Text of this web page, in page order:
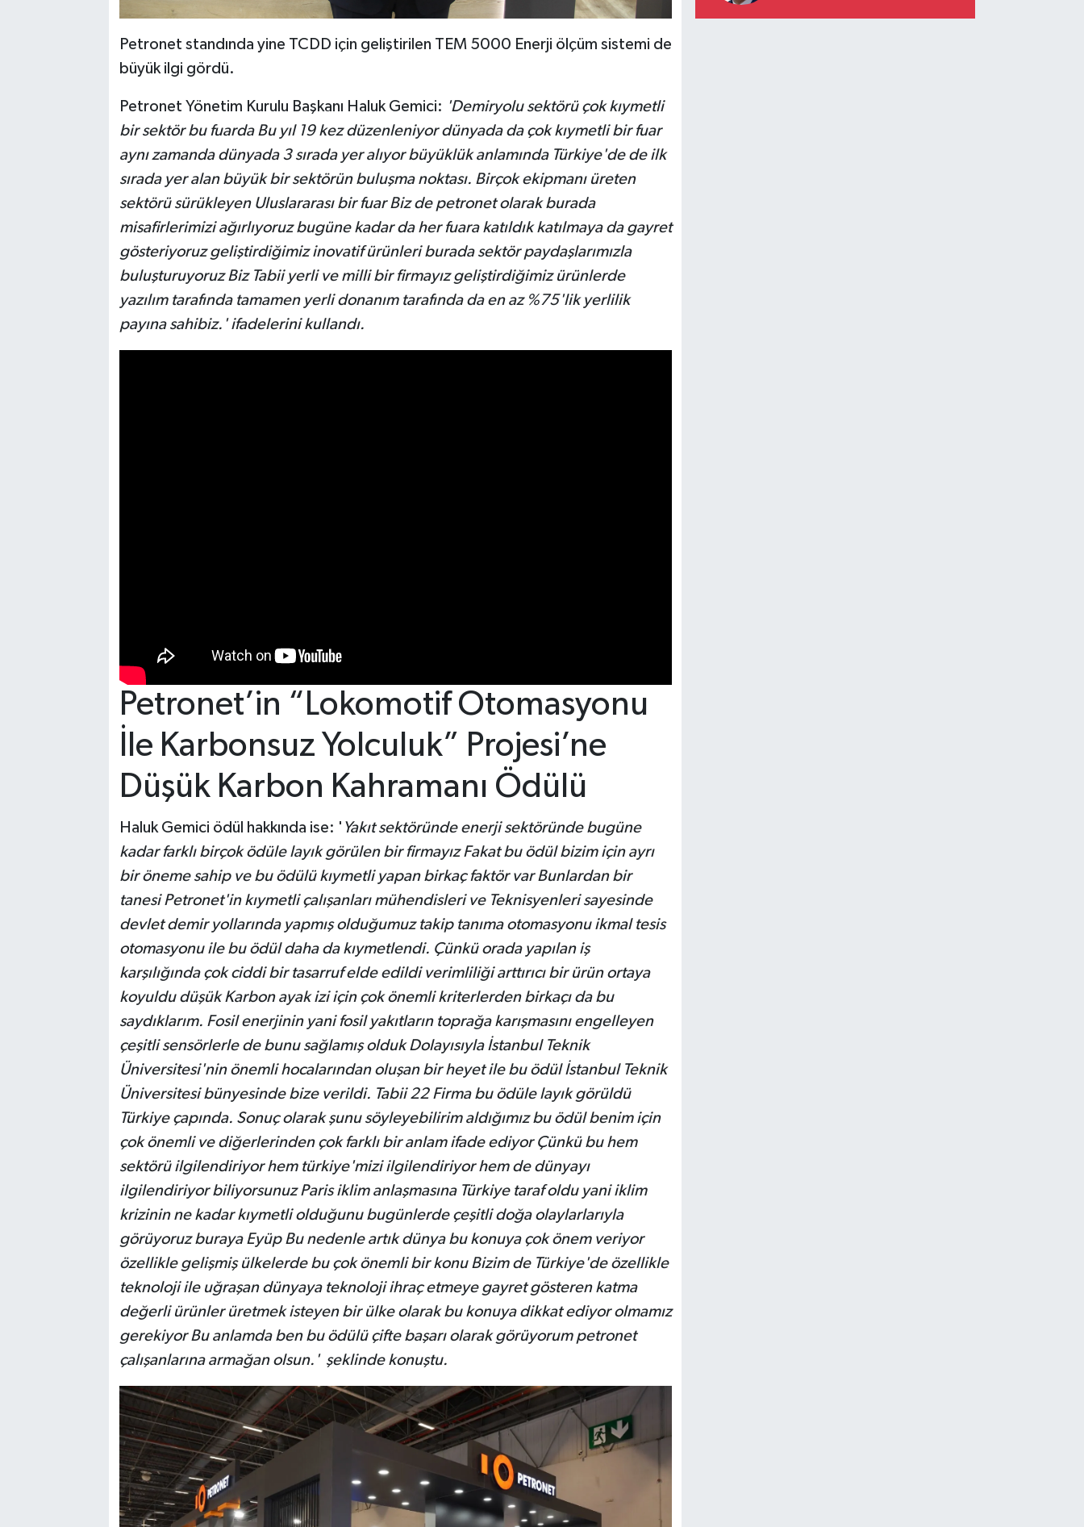
Petronet standında yine TCDD için geliştirilen TEM 5000 Enerji ölçüm sistemi de
büyük ilgi gördü.
Petronet Yönetim Kurulu Başkanı Haluk Gemici: 'Demiryolu sektörü çok kıymetli
bir sektör bu fuarda Bu yıl 19 kez düzenleniyor dünyada da çok kıymetli bir fuar
aynı zamanda dünyada 3 sırada yer alıyor büyüklük anlamında Türkiye'de de ilk
sırada yer alan büyük bir sektörün buluşma noktası. Birçok ekipmanı üreten
sektörü sürükleyen Uluslararası bir fuar Biz de petronet olarak burada
misafirlerimizi ağırlıyoruz bugüne kadar da her fuara katıldık katılmaya da gayret
gösteriyoruz geliştirdiğimiz inovatif ürünleri burada sektör paydaşlarımızla
buluşturuyoruz Biz Tabii yerli ve milli bir firmayız geliştirdiğimiz ürünlerde
yazılım tarafında tamamen yerli donanım tarafında da en az %75'lik yerlilik
payına sahibiz.' ifadelerini kullandı.
Petronet’in “Lokomotif Otomasyonu
İle Karbonsuz Yolculuk” Projesi’ne
Düşük Karbon Kahramanı Ödülü
Haluk Gemici ödül hakkında ise: ' Yakıt sektöründe enerji sektöründe bugüne
kadar farklı birçok ödüle layık görülen bir firmayız Fakat bu ödül bizim için ayrı
bir öneme sahip ve bu ödülü kıymetli yapan birkaç faktör var Bunlardan bir
tanesi Petronet'in kıymetli çalışanları mühendisleri ve Teknisyenleri sayesinde
devlet demir yollarında yapmış olduğumuz takip tanıma otomasyonu ikmal tesis
otomasyonu ile bu ödül daha da kıymetlendi. Çünkü orada yapılan iş
karşılığında çok ciddi bir tasarruf elde edildi verimliliği arttırıcı bir ürün ortaya
koyuldu düşük Karbon ayak izi için çok önemli kriterlerden birkaçı da bu
saydıklarım. Fosil enerjinin yani fosil yakıtların toprağa karışmasını engelleyen
çeşitli sensörlerle de bunu sağlamış olduk Dolayısıyla İstanbul Teknik
Üniversitesi'nin önemli hocalarından oluşan bir heyet ile bu ödül İstanbul Teknik
Üniversitesi bünyesinde bize verildi. Tabii 22 Firma bu ödüle layık görüldü
Türkiye çapında. Sonuç olarak şunu söyleyebilirim aldığımız bu ödül benim için
çok önemli ve diğerlerinden çok farklı bir anlam ifade ediyor Çünkü bu hem
sektörü ilgilendiriyor hem türkiye'mizi ilgilendiriyor hem de dünyayı
ilgilendiriyor biliyorsunuz Paris iklim anlaşmasına Türkiye taraf oldu yani iklim
krizinin ne kadar kıymetli olduğunu bugünlerde çeşitli doğa olaylarlarıyla
görüyoruz buraya Eyüp Bu nedenle artık dünya bu konuya çok önem veriyor
özellikle gelişmiş ülkelerde bu çok önemli bir konu Bizim de Türkiye'de özellikle
teknoloji ile uğraşan dünyaya teknoloji ihraç etmeye gayret gösteren katma
değerli ürünler üretmek isteyen bir ülke olarak bu konuya dikkat ediyor olmamız
gerekiyor Bu anlamda ben bu ödülü çifte başarı olarak görüyorum petronet
çalışanlarına armağan olsun.' şeklinde konuştu.